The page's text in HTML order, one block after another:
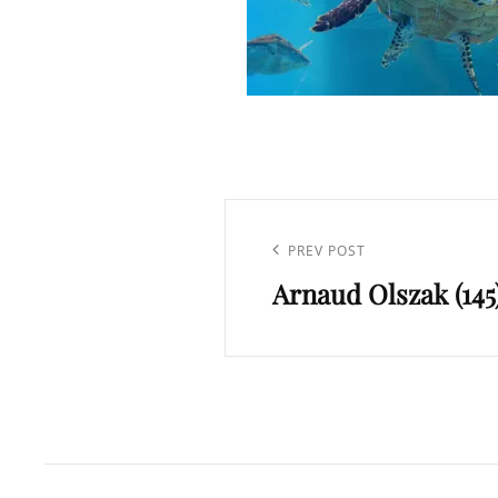
l’article
Previous
Post
PREV POST
Arnaud Olszak